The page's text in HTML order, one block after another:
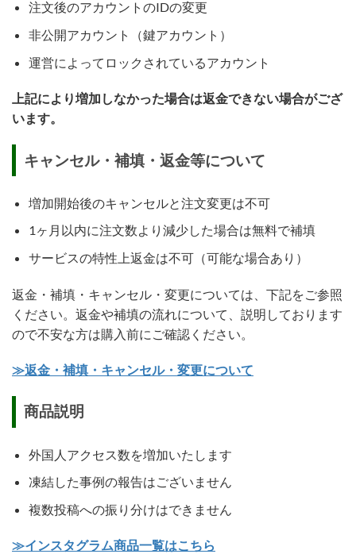
注文後のアカウントのIDの変更
非公開アカウント（鍵アカウント）
運営によってロックされているアカウント
上記により増加しなかった場合は返金できない場合がござ
います。
キャンセル・補填・返金等について
増加開始後のキャンセルと注文変更は不可
1ヶ月以内に注文数より減少した場合は無料で補填
サービスの特性上返金は不可（可能な場合あり）
返金・補填・キャンセル・変更については、下記をご参照
ください。返金や補填の流れについて、説明しております
ので不安な方は購入前にご確認ください。
≫返金・補填・キャンセル・変更について
商品説明
外国人アクセス数を増加いたします
凍結した事例の報告はございません
複数投稿への振り分けはできません
≫インスタグラム商品一覧はこちら